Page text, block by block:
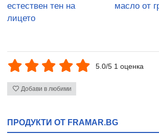
естествен тен на
лицето
масло от
5.0/5 1 оценка
Добави в любими
ПРОДУКТИ ОТ FRAMAR.BG